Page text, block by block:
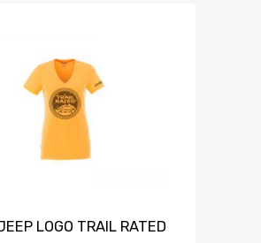
LOGO TRAIL RATED